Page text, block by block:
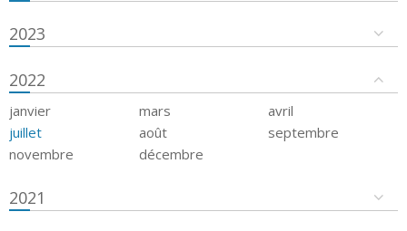
2023
2022
janvier mars
avril
juillet
août
septembre
novembre
décembre
2021